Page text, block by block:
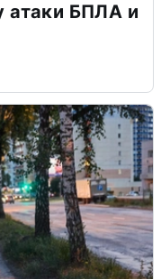
атаки БПЛА и